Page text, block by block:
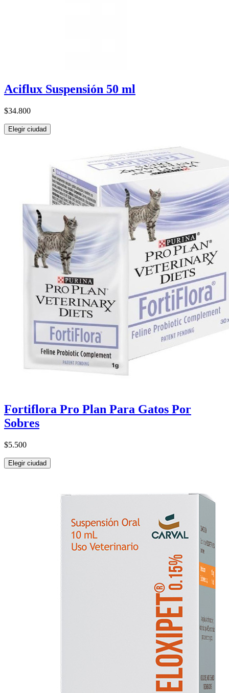
Aciflux Suspensión 50 ml
$34.800
Elegir ciudad
Fortiflora Pro Plan Para Gatos Por
Sobres
$5.500
Elegir ciudad